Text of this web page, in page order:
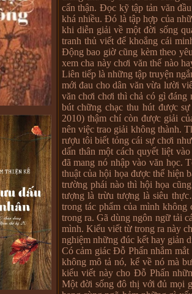
cẩn thận. Đọc kỹ tập tản văn
khá nhiều. Đó là tập hợp của
khi diễn giải về một đời sống
tranh thủ viết để khoắng cái
Động bao giờ cũng kèm theo
xem cha này chơi văn thế nào
Liên tiếp là những tập truyện
mới đau cho dân văn vừa lười
văn chơi chơi thì chả có gì
bút chững chạc thu hút được
2010) thậm chí còn được giải
nên việc trao giải không thành.
rượu tôi biết tỏng cái sự chơi
dấn thân một cách quyết liệt
đã mang nó nhập vào văn học.
thuật của hội họa được thể hiện
trường phái nào thì hội họa
tượng là trừu tượng là siêu
trong tác phẩm của mình
trong ra. Gã dùng ngôn ngữ tải
mình. Kiểu viết từ trong ra này
nghiệm những đúc kết hay giản
Có cảm giác Đỗ Phấn nhắm
không mô tả nó, kể về nó mà
kiểu viết này cho Đỗ Phấn
Một đời sống đô thị với đủ mọi